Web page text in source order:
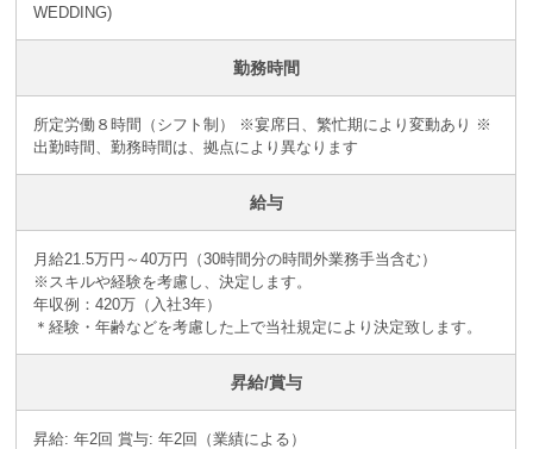
WEDDING)
勤務時間
所定労働８時間（シフト制） ※宴席日、繁忙期により変動あり ※
出勤時間、勤務時間は、拠点により異なります
給与
月給21.5万円～40万円（30時間分の時間外業務手当含む）
※スキルや経験を考慮し、決定します。
年収例：420万（入社3年）
＊経験・年齢などを考慮した上で当社規定により決定致します。
昇給/賞与
昇給: 年2回 賞与: 年2回（業績による）